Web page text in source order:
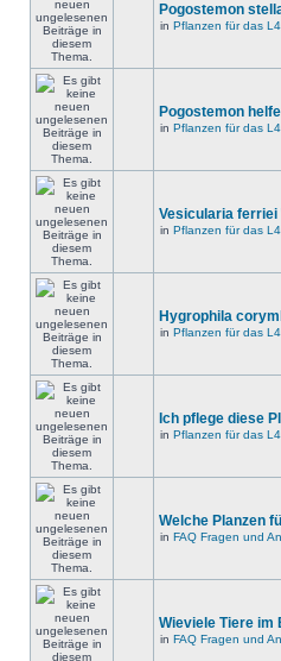
Pogostemon
in Pflanzen für das
Pogostemon
in Pflanzen für das
Vesicularia ferriei
in Pflanzen für das
Hygrophila
in Pflanzen für das
Ich pflege diese
in Pflanzen für das
Welche Planzen
in FAQ Fragen und
Wieviele Tiere im
in FAQ Fragen und